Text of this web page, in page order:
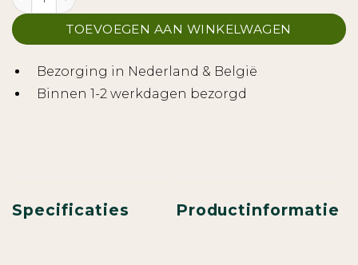
TOEVOEGEN AAN WINKELWAGEN
Bezorging in Nederland & België
Binnen 1-2 werkdagen bezorgd
Specificaties Productinformatie